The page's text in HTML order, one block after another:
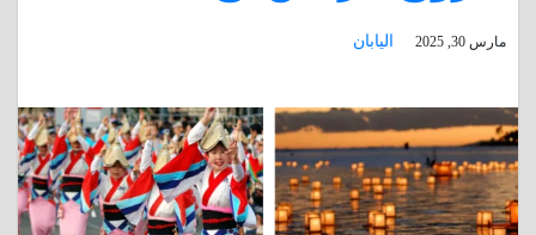
مارس 30, 2025 اليابان